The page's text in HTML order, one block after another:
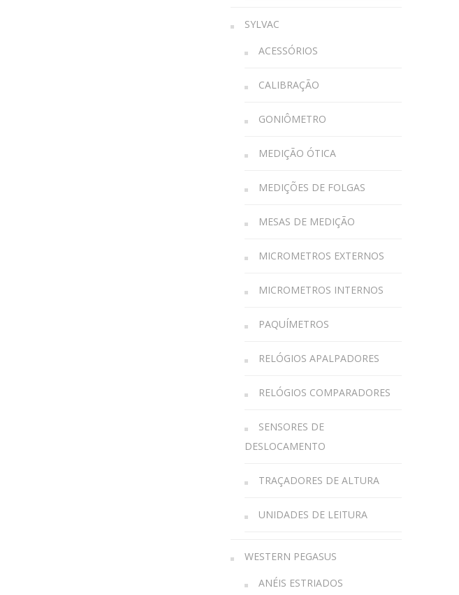
SYLVAC
ACESSÓRIOS
CALIBRAÇÃO
GONIÔMETRO
MEDIÇÃO ÓTICA
MEDIÇÕES DE FOLGAS
MESAS DE MEDIÇÃO
MICROMETROS EXTERNOS
MICROMETROS INTERNOS
PAQUÍMETROS
RELÓGIOS APALPADORES
RELÓGIOS COMPARADORES
SENSORES DE
DESLOCAMENTO
TRAÇADORES DE ALTURA
UNIDADES DE LEITURA
WESTERN PEGASUS
ANÉIS ESTRIADOS